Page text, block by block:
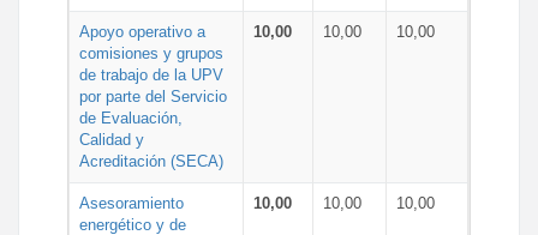
Apoyo operativo a
comisiones y grupos
de trabajo de la UPV
por parte del Servicio
de Evaluación,
Calidad y
Acreditación (SECA)
10,00 10,00 10,00
Asesoramiento
energético y de
10,00 10,00 10,00